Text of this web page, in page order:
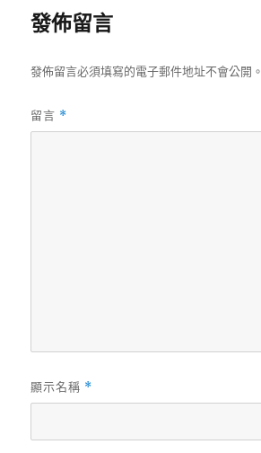
發佈留言
發佈留言必須填寫的電子郵件地址不會公開。
留言 *
顯示名稱 *